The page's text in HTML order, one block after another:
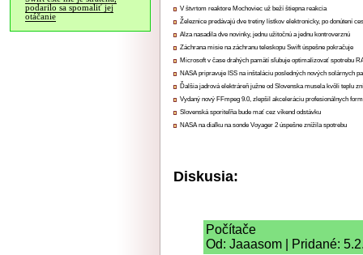
podarilo sa spomaliť jej
otáčanie
V štvrtom reaktore Mochoviec už beží štiepna reakcia
Železnice predávajú dve tretiny lístkov elektronicky, po donútení
Alza nasadila dve novinky, jednu užitočnú a jednu kontroverznú
Záchrana misie na záchranu teleskopu Swift úspešne pokračuje
Microsoft v čase drahých pamätí sľubuje optimalizovať spotrebu
NASA pripravuje ISS na inštaláciu posledných nových solárnych
Ďalšia jadrová elektráreň južne od Slovenska musela kvôli teplu
Vydaný nový FFmpeg 9.0, zlepšil akceleráciu profesionálnych
Slovenská sporiteľňa bude mať cez víkend odstávku
NASA na diaľku na sonde Voyager 2 úspešne znížila spotrebu
Diskusia:
Počítače
Od: Jaaasom | Pridané: